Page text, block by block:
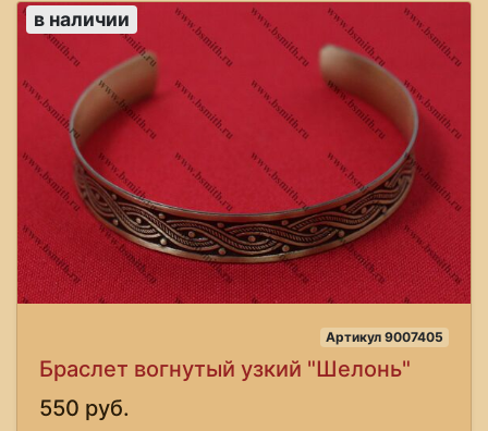
в наличии
Артикул 9007405
Браслет вогнутый узкий "Шелонь"
550 руб.